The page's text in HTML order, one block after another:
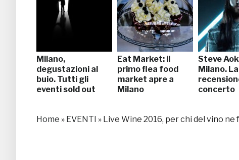
Milano,
degustazioni al
buio. Tutti gli
eventi sold out
Eat Market: il
primo flea food
market apre a
Milano
Steve
Milano. La
concerto
Home » EVENTI » Live Wine 2016, per chi del vino ne